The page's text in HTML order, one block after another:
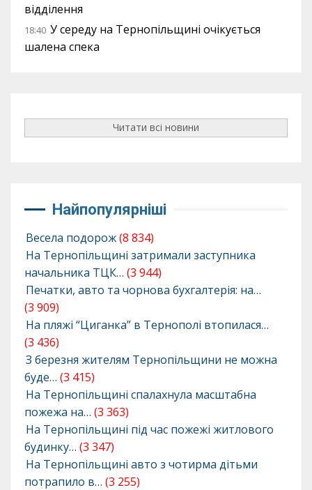
відділення
18:40 У середу на Тернопільщині очікується
шалена спека
Читати всі новини
Найпопулярніші
Весела подорож(8 834)
На Тернопільщині затримали заступника
начальника ТЦК… (3 944)
Печатки, авто та чорнова бухгалтерія: на…
(3 909)
На пляжі “Циганка” в Тернополі втопилася…
(3 436)
З березня жителям Тернопільщини не можна
буде… (3 415)
На Тернопільщині спалахнула масштабна
пожежа на… (3 363)
На Тернопільщині під час пожежі житлового
будинку… (3 347)
На Тернопільщині авто з чотирма дітьми
потрапило в… (3 255)